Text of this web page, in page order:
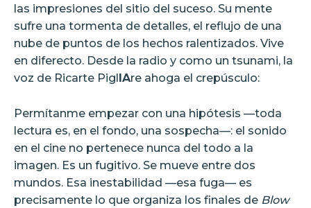
las impresiones del sitio del suceso. Su mente
sufre una tormenta de detalles, el reflujo de una
nube de puntos de los hechos ralentizados. Vive
en diferecto. Desde la radio y como un tsunami, la
voz de Ricarte PiglIAre ahoga el crepúsculo:
Permítanme empezar con una hipótesis —toda
lectura es, en el fondo, una sospecha—: el sonido
en el cine no pertenece nunca del todo a la
imagen. Es un fugitivo. Se mueve entre dos
mundos. Esa inestabilidad —esa fuga— es
precisamente lo que organiza los finales de Blow